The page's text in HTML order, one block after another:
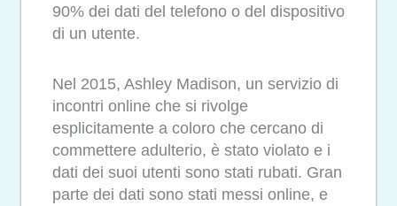
90% dei dati del telefono o del dispositivo
di un utente.
Nel 2015, Ashley Madison, un servizio di
incontri online che si rivolge
esplicitamente a coloro che cercano di
commettere adulterio, è stato violato e i
dati dei suoi utenti sono stati rubati. Gran
parte dei dati sono stati messi online, e